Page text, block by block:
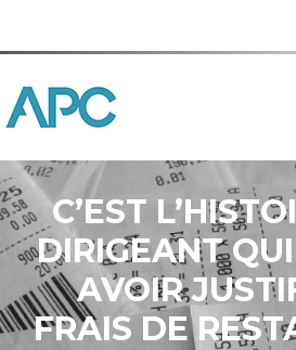
Aller
au
C’EST
DIRIGEANT
AVOIR
FRAIS DE